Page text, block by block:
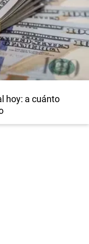
hoy: a cuánto